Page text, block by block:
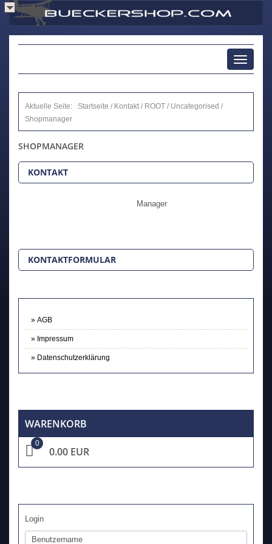
Toggle
Aktuelle Seite: Startseite / Kontakt / ROOT / Uncategorised /
Shopmanager
AGB
Impressum
Datenschutzerklärung
SHOPMANAGER
KONTAKT
Manager
KONTAKTFORMULAR
WARENKORB
0
0.00 EUR
Login